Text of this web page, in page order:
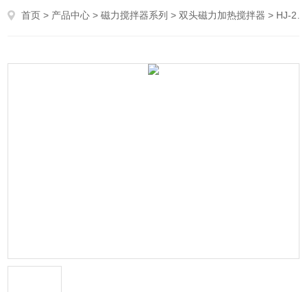
首页 > 产品中心 >磁力搅拌器系列 >双头磁力加热搅拌器 > HJ-2双头磁力加热搅拌器